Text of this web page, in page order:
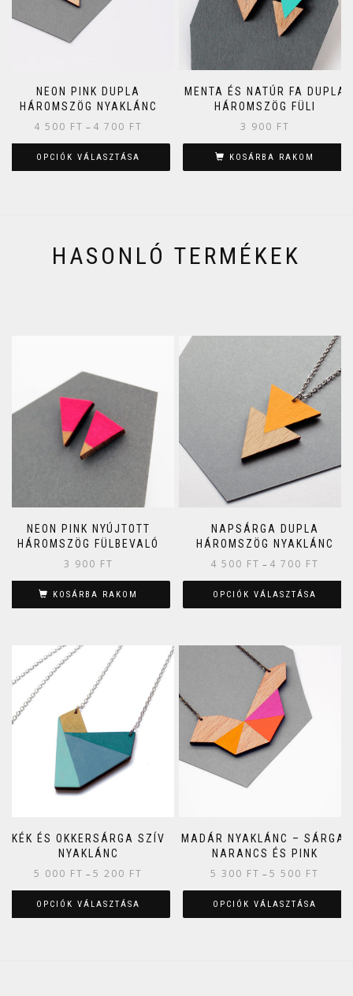
NEON PINK DUPLA
HÁROMSZÖG NYAKLÁNC
4 500 FT – 4 700 FT
OPCIÓK VÁLASZTÁSA
MENTA ÉS NATÚR FA DUPLA
HÁROMSZÖG FÜLI
3 900 FT
KOSÁRBA RAKOM
HASONLÓ TERMÉKEK
NEON PINK NYÚJTOTT
HÁROMSZÖG FÜLBEVALÓ
3 900 FT
KOSÁRBA RAKOM
NAPSÁRGA DUPLA
HÁROMSZÖG NYAKLÁNC
4 500 FT – 4 700 FT
OPCIÓK VÁLASZTÁSA
KÉK ÉS OKKERSÁRGA SZÍV
NYAKLÁNC
5 000 FT – 5 200 FT
OPCIÓK VÁLASZTÁSA
MADÁR NYAKLÁNC – SÁRGA,
NARANCS ÉS PINK
5 300 FT – 5 500 FT
OPCIÓK VÁLASZTÁSA